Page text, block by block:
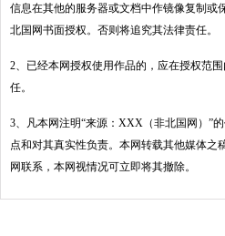
信息在其他的服务器或文档中作镜像复制或
北国网书面授权。否则将追究其法律责任。
2、已经本网授权使用作品的，应在授权范
任。
3、凡本网注明“来源：XXX（非北国网）”
点和对其真实性负责。本网转载其他媒体
网联系，本网视情况可立即将其撤除。